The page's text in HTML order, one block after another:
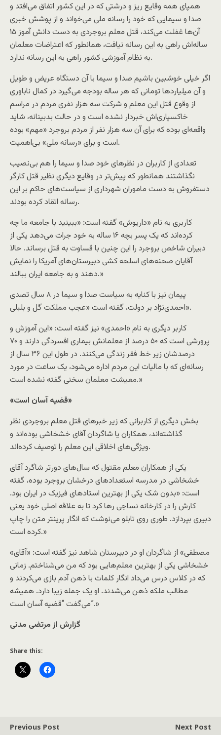
همپای همه وقایع ریز و درشتی که در این کشور اتفاق می‌افتد و
صدا و سیمایی که خود را رسانه ملی می‌خواند و از پوشش خبری
آن‌ها غفلت می‌کند، قتل معلم بروجردی به دست دانش آموز ۱۵
ساله‌اش راهی به این رسانه نیافت، همانطور که اعتراضات معلمان
به نظام آموزشی کشور راهی به این رسانه ندارد.
اگر خیلی خوشبین باشیم صدا و سیما با آن دستگاه عریض و طویل
و آن میلیارد‌ها تومانی که هر ساله بودجه می‌گیرد در کمال ناباوری
از وقوع قتل این معلم و شرکت سه هزار نفری مردم در مراسم
خاکسپاری‌اش خبردار نشده است و در حالت بدبینانه، شاید
واقعه‌ای بوده که برای آن سه هزار نفر از مردم بروجرد «مهم» بوده
است و برای «رسانه ملی» بی‌اهمیت.
تعدادی از کاربران در نظرهای خود صدا و سیما را هم بی‌نصیب
نگذاشتند همانطور که پیش‌تر در وقایع دیگری نظیر قتل کارگر
دستفروش به دست ماموران شهرداری از سیاست‌های حاکم بر این
رسانه اتقاد کرده بودند.
کاربری به نام «داریوش» گفته است: «ببینید با جامعه ما چه
کرده‌اند که یک پسر بچه ۱۶ ساله به خود جرات می‌دهد یکی از
دبیران شاخص بروجرد را این چنین با قساوت به قتل برساند. حالا
آقایان صحنه‌های اسلحه کشی دبیرستان‌های آمریکا را نمایش
دهند و به جامعه ایران ببالند.»
پیمان نیز با کنایه به سیاست صدا و سیما در ۸ سال تصدی
احمدی‌نژاد بر دولت، گفته است «عجب مملکت گل و بلبلی».
کاربر دیگری به نام «احمدی» نیز گفته است: «این آموزش و
پرورشی است که ۵۰ درصد از معلمانش بیماری افسردگی دارند و ۷۰
درصدشان زیر خط فقر زندگی می‌کنند. در طول این ۳۶ سال از
رسانه‌ای که با مالیات این مردم اداره می‌شود، یک ساعت در مورد
معیشت معلمان سخنی گفته نشده است.»
«قضیه آسان است»
بخش دیگری از کاربرانی که زیر خبرهای قتل معلم بروجردی نظر
گذاشته‌اند، همکاران یا شاگردان آقای خشخاشی بوده‌اند و
ویژگی‌های اخلاقی این معلم را توصیف کرده‌اند.
یکی از همکاران معلم مقتول که سال‌های دور‌تر شاگرد آقای
خشخاشی در مدرسه استعدادهای درخشان بروجرد بوده، گفته
است: «بدون شک یکی از بهترین استاد‌های فیزیک در ایران بود.
کارش را در کارخانه نساجی‌‌‌ رها کرد تا به علاقه اصلی خود یعنی
دبیری بپردازد. طوری روی تابلو می‌نوشت که انگار پرینتر متن را چاپ
کرده است.»
«مصطفی» از شاگردان او در دبیرستان شاهد نیز گفته است: «آقای
خشخاشی یکی از بهترین معلم‌هایی بود که من می‌شناختم. زمانی
که در کلاس درس می‌داد انگار کلمات با ذهن آدم بازی می‌کردند و
مطالب ملکه ذهن می‌شدند. او یک جمله زیبا دارد. همیشه
می‌گفت “قضیه آسان است”.»
گزارش از مرتضی مدنی
Share this:
Previous Post Next Post